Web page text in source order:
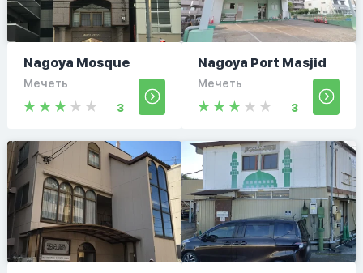
Nagoya Mosque
Мечеть
3
Nagoya Port Masjid
Мечеть
3